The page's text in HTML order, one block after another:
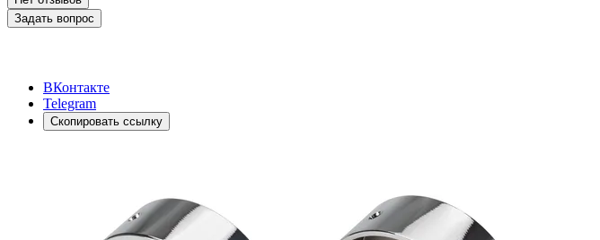
Задать вопрос
ВКонтакте
Telegram
Скопировать ссылку